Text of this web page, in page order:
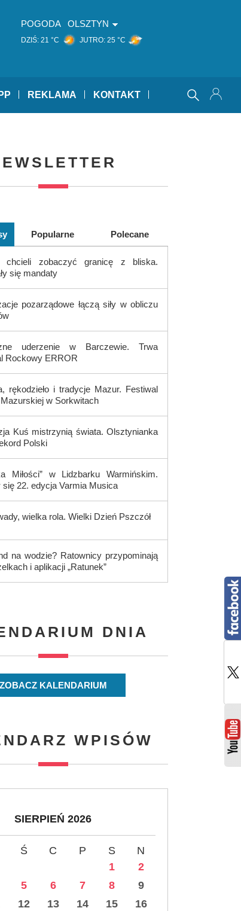
POGODA OLSZTYN
DZIŚ: 21 °C JUTRO: 25 °C
REKLAMA KONTAKT
Popularne Polecane
chcieli zobaczyć granicę z bliska.
się mandaty
pozarządowe łączą siły w obliczu
uderzenie w Barczewie. Trwa
Rockowy ERROR
rękodzieło i tradycje Mazur. Festiwal
w Sorkwitach
Kuś mistrzynią świata. Olsztynianka
Polski
Miłości” w Lidzbarku Warmińskim.
się 22. edycja Varmia Musica
wielka rola. Wielki Dzień Pszczół
na wodzie? Ratownicy przypominają
i aplikacji „Ratunek”
DNIA
ZOBACZ KALENDARIUM
WPISÓW
SIERPIEŃ 2026
Ś C P S
N
1
2
5 6 7 8
9
12 13 14 15
16